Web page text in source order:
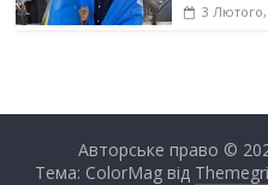
3 Лютого,
Авторське право ©
Тема: ColorMag від